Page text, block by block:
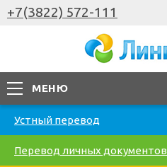
+7(3822) 572-111
МЕНЮ
Устный перевод
Перевод личных документов